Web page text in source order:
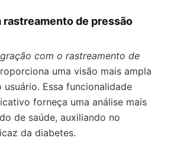
rastreamento de pressão
com o rastreamento de
uma visão mais ampla
Essa funcionalidade
forneça uma análise mais
de saúde, auxiliando no
da diabetes.